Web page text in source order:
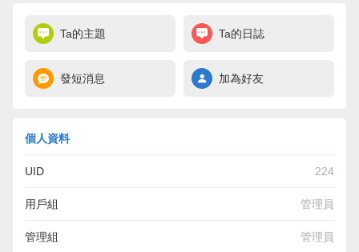
Ta的主題 Ta的日誌
發短消息 加為好友
個人資料
UID 224
用戶組 管理員
管理組 管理員